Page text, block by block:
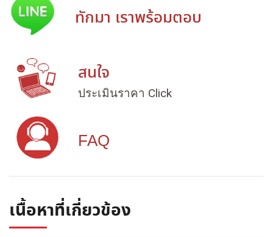
ทักมา เราพร้อมตอบ
สนใจ
ประเมินราคา Click
FAQ
เนื้อหาที่เกี่ยวข้อง